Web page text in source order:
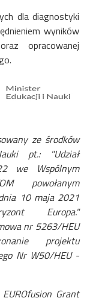
dla diagnostyki
wyników
opracowanej
ze środków
pt.: "Udział
we Wspólnym
powołanym
10 maja 2021
Europa."
nr 5263/HEU
projektu
Nr W50/HEU -
Grant